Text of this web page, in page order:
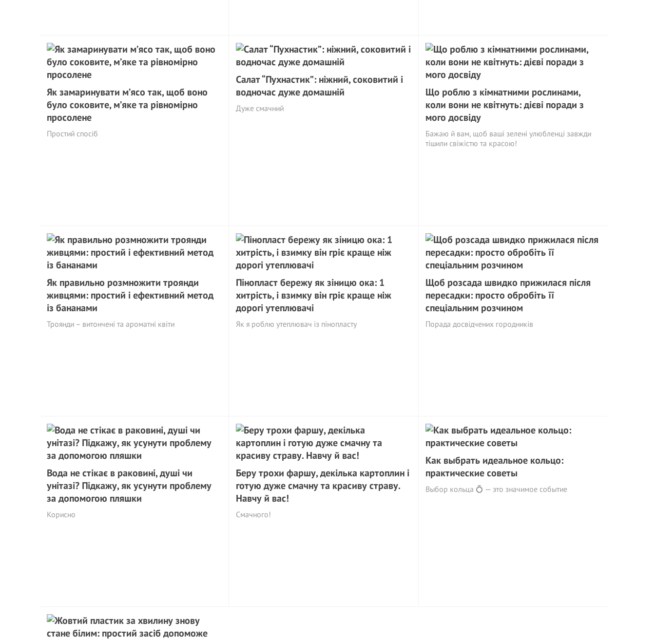
Як замаринувати м’ясо так, щоб воно
було соковите, м’яке та рівномірно
просолене
Простий спосіб
Салат “Пухнастик”: ніжний, соковитий і
водночас дуже домашній
Дуже смачний
Що роблю з кімнатними рослинами,
коли вони не квітнуть: дієві поради з
мого досвіду
Бажаю й вам, щоб ваші зелені улюбленці завжди
тішили свіжістю та красою!
Як правильно розмножити троянди
живцями: простий і ефективний метод
із бананами
Троянди – витончені та ароматні квіти
Пінопласт бережу як зіницю ока: 1
хитрість, і взимку він гріє краще ніж
дорогі утеплювачі
Як я роблю утеплювач із пінопласту
Щоб розсада швидко прижилася після
пересадки: просто обробіть її
спеціальним розчином
Порада досвідчених городників
Вода не стікає в раковині, душі чи
унітазі? Підкажу, як усунути проблему
за допомогою пляшки
Корисно
Беру трохи фаршу, декілька картоплин і
готую дуже смачну та красиву страву.
Навчу й вас!
Смачного!
Как выбрать идеальное кольцо:
практические советы
Выбор кольца 💍 — это значимое событие